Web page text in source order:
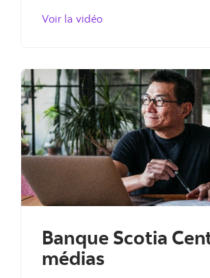
Voir la vidéo, Gestion de
Banque Scotia
médias